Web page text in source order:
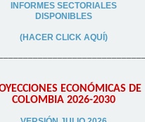
INFORMES SECTORIALES
DISPONIBLES
(HACER CLICK AQUÍ)
ECONÓMICAS DE
COLOMBIA 2026-2030